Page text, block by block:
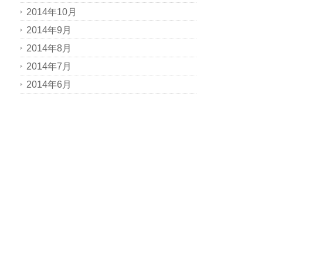
2014年10月
2014年9月
2014年8月
2014年7月
2014年6月